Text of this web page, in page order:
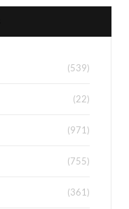
(539)
(22)
(971)
(755)
(361)